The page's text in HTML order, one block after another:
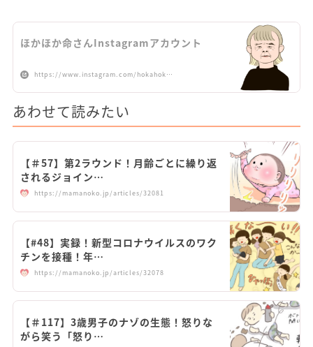
ほかほか命さんInstagramアカウント
https://www.instagram.com/hokahok…
あわせて読みたい
【＃57】第2ラウンド！月齢ごとに繰り返
されるジョイン…
https://mamanoko.jp/articles/32081
【#48】実録！新型コロナウイルスのワク
チンを接種！年…
https://mamanoko.jp/articles/32078
【＃117】3歳男子のナゾの生態！怒りな
がら笑う「怒り…